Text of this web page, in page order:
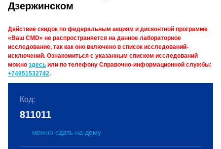
Дзержинском
Действие скидок по федеральным акциям и дисконтной программе
«Ваш CMD» не распространяется на данное лабораторное
исследование, так как оно включено в список исследований-
исключений. Ознакомиться с указанным списком исследований
можно здесь или по телефону Справочно-информационной службы:
+74951532742.
Код:
811011
можно сдать на дому